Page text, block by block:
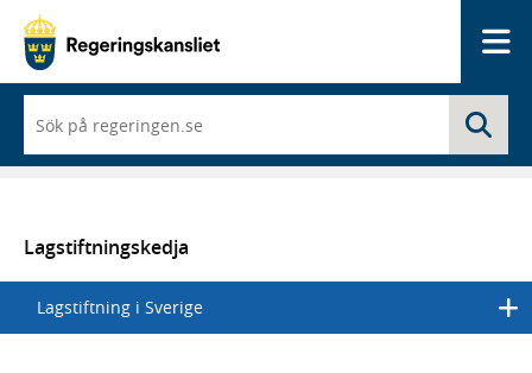
du
börjar
skriva
en
lista
med
sökförslag
Lagstiftningskedja
Lagstiftning i Sverige